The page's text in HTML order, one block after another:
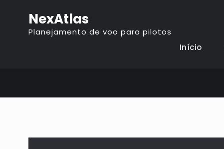
NexAtlas
Planejamento de voo para pilotos
Início